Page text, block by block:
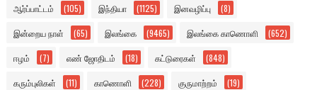
ஆர்ப்பாட்டம் (105) இந்தியா (1125) இனவழிப்பு (8)
இன்றைய நாள் (65) இலங்கை (9465) இலங்கை காணொளி (652)
ஈழம் (7) எண் ஜோதிடம் (18) கட்டுரைகள் (848)
கரும்புலிகள் (11) காணொளி (228) குருமாற்றம் (19)